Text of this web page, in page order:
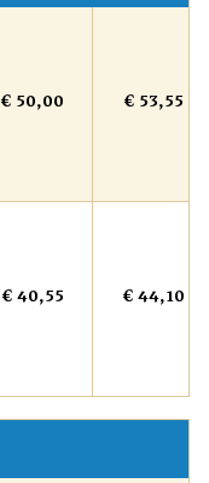
€ 50,00 € 53,55
€ 40,55 € 44,10